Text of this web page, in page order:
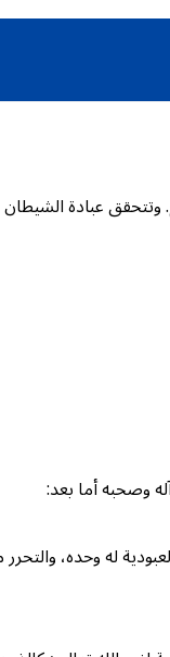
وتتحقق عبادة
وصحبه أما بعد:
له وحده،